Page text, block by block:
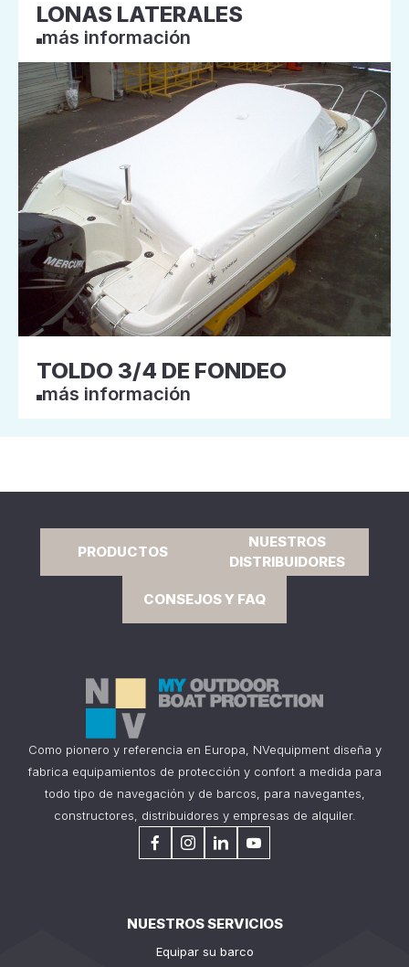
LONAS LATERALES
más información
TOLDO 3/4 DE FONDEO
más información
PRODUCTOS
NUESTROS
DISTRIBUIDORES
CONSEJOS Y FAQ
Como pionero y referencia en Europa, NVequipment diseña y
fabrica equipamientos de protección y confort a medida para
todo tipo de navegación y de barcos, para navegantes,
constructores, distribuidores y empresas de alquiler.
NUESTROS SERVICIOS
Equipar su barco